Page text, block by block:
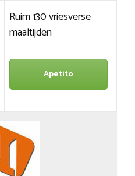
Ruim 130 vriesverse
maaltijden
Apetito